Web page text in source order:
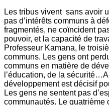
Les tribus vivent sans avoir
pas d’intérêts communs à
fragmentés, ne coïncident
pouvoir, et la capacité de
Professeur Kamana, le
communs. Les gens ont
communs en matière de
l’éducation, de la
développement est décisif
Les gens ne sentent pas
communautés. Le quatrième